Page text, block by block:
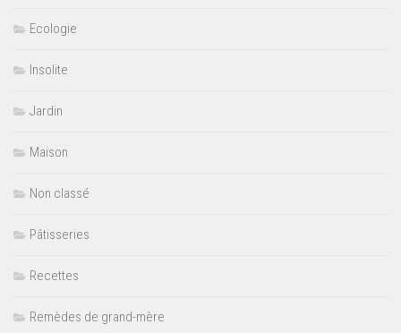
Ecologie
Insolite
Jardin
Maison
Non classé
Pâtisseries
Recettes
Remèdes de grand-mère